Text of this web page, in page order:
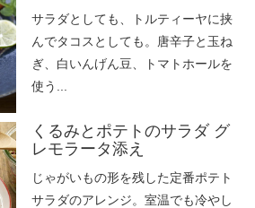
サラダとしても、トルティーヤに挟
んでタコスとしても。唐辛子と玉ね
ぎ、白いんげん豆、トマトホールを
使う...
くるみとポテトのサラダ グ
レモラータ添え
じゃがいもの形を残した定番ポテト
サラダのアレンジ。室温でも冷やし